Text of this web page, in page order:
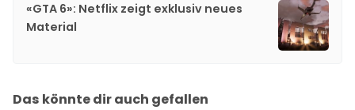
«GTA 6»: Netflix zeigt exklusiv neues
Material
Das könnte dir auch gefallen